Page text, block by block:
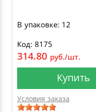
В упаковке: 12
Код: 8175
314.80 руб./шт.
Купить
Условия заказа